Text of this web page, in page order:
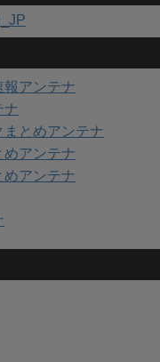
報アンテナ
ナ
とめアンテナ
めアンテナ
めアンテナ